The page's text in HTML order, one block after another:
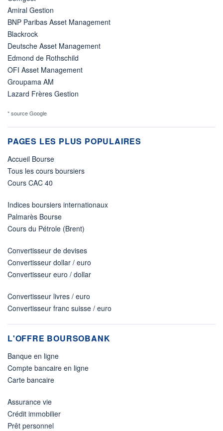
Amiral Gestion
BNP Paribas Asset Management
Blackrock
Deutsche Asset Management
Edmond de Rothschild
OFI Asset Management
Groupama AM
Lazard Frères Gestion
* source Google
PAGES LES PLUS POPULAIRES
Accueil Bourse
Tous les cours boursiers
Cours CAC 40
Indices boursiers internationaux
Palmarès Bourse
Cours du Pétrole (Brent)
Convertisseur de devises
Convertisseur dollar / euro
Convertisseur euro / dollar
Convertisseur livres / euro
Convertisseur franc suisse / euro
L'OFFRE BOURSOBANK
Banque en ligne
Compte bancaire en ligne
Carte bancaire
Assurance vie
Crédit immobilier
Prêt personnel